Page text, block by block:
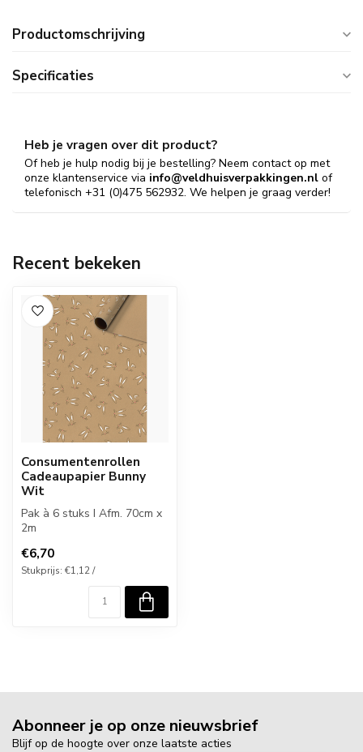
Productomschrijving
Specificaties
Heb je vragen over dit product?
Of heb je hulp nodig bij je bestelling? Neem contact op met
onze klantenservice via info@veldhuisverpakkingen.nl of
telefonisch +31 (0)475 562932. We helpen je graag verder!
Recent bekeken
Consumentenrollen
Cadeaupapier Bunny
Wit
Pak à 6 stuks I Afm. 70cm x
2m
€6,70
Stukprijs: €1,12 /
Abonneer je op onze nieuwsbrief
Blijf op de hoogte over onze laatste acties